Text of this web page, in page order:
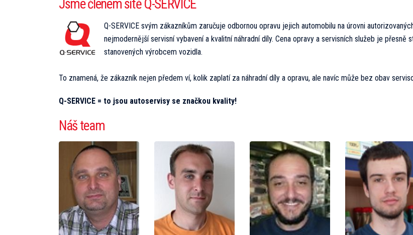
Jsme členem sítě Q-SERVICE
Q-SERVICE svým zákazníkům zaručuje odbornou opravu jejich automobilu na úrovni
nejmodernější servisní vybavení a kvalitní náhradní díly. Cena opravy a servisních služeb je
stanovených výrobcem vozidla.
To znamená, že zákazník nejen předem ví, kolik zaplatí za náhradní díly a opravu, ale navíc může bez obav
Q-SERVICE = to jsou autoservisy se značkou kvality!
Náš team